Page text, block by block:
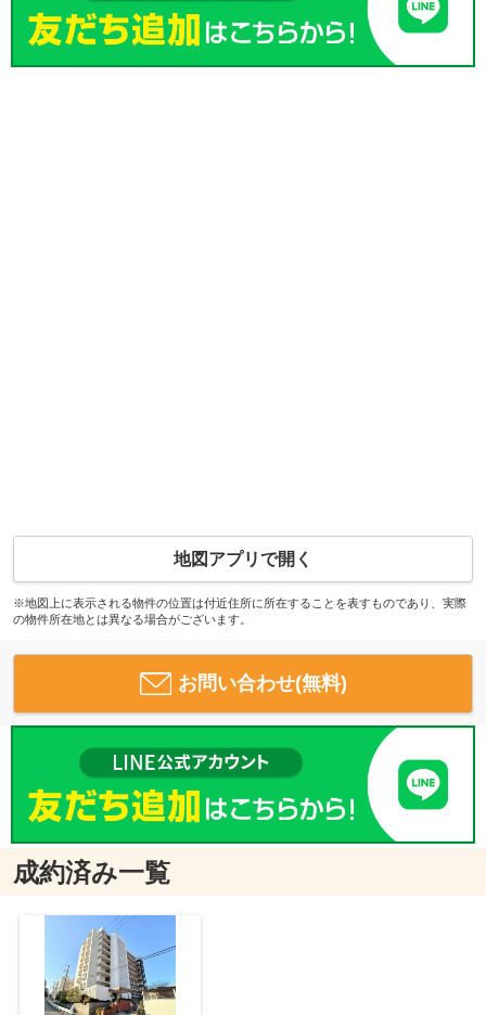
地図アプリで開く
※地図上に表示される物件の位置は付近住所に所在することを表すものであり、実際
の物件所在地とは異なる場合がございます。
お問い合わせ(無料)
成約済み一覧